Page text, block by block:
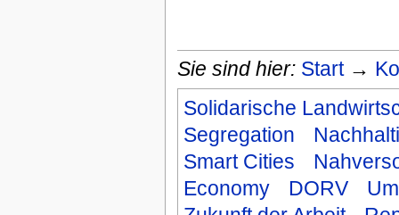
Sie sind hier: Start→
Solidarische
Segregation
Smart Cities
Economy
DORV